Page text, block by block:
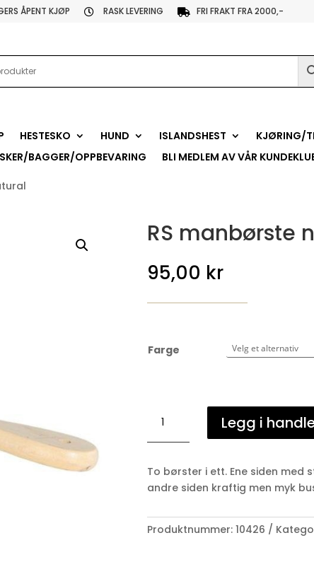
ÅPENT KJØP  RASK LEVERING  FRI FRAKT FRA 2000,-
HESTESKO HUND ISLANDSHEST KJØRING/
BAGGER/OPPBEVARING BLI MEDLEM AV VÅR
RS manbørste
95,00 kr
Farge
manbørste
natural
Legg i
To børster i ett. Ene siden med
andre siden kraftig men myk
Produktnummer: 10426